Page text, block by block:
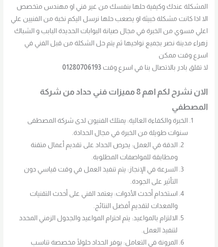
المشكلة عندك وكيفية حلها بنفسك من غير فني او مهندس متخصص
الا اذا كانت مشكلة خبيثة او يصعب حلها نرسل اليكم نخبة من الفنيين علي
اعلي مسوي من الخبرة في مجال صيانة البوابات الحديدة البابب و الشباك
زهراء مدينة نصر بجميع نواحيها ثم يتم حل الشكلة من قبل الفني في
اسرع وقت ممكن
لا تقلق بادر بالاتصال بنا في اسرع وقت01280706193
الان نشرح لكم اهم 8 مميزات فني حداد من شركة
المصطفي
الخبرة والكفاءة العالية: يمتلك الفنيون لدى شركة المصطفى
سنوات طويلة من الخبرة في مجال الحدادة.
الدقة في العمل: يحرص الحداد على تقديم أعمال متقنة
ومطابقة للمواصفات المطلوبة.
السرعة في الإنجاز: يتم تنفيذ العمل في وقت قياسي دون
التأثير على الجودة.
استخدام أحدث الأدوات: يعتمد الفني على أحدث التقنيات
والمعدات لتقديم أفضل النتائج.
الالتزام بالمواعيد: يتم احترام المواعيد والجدول الزمني المحدد
لتنفيذ العمل.
المرونة في التعامل: يوفر الحداد حلولًا مخصصة تناسب